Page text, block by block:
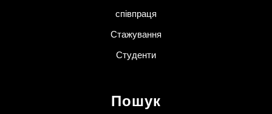
співпраця
Стажування
Студенти
Пошук